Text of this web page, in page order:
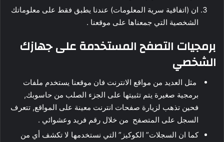
ان (اتفاقية سرية المعلومات) عندنا يطبق فقط على معلوماتك
الشخصية التي جمعناها على موقعنا .
برمجيات التصفح المستخدمة على جهازك
الشخصي
مثل العديد من مواقع الانترنت فان موقعنا يستخدم ملفات
برمجية صغيرة يتم تثبيتها على الجزء الصلب من حاسوبك,
فحين تذهب لزيارة صفحات انترنت معينة على المواقع, تتعرف
السجل على المتصفح من خلال رقم فريد وعشوائي .
كما ان السجلات” الكوكيز” التي نستخدمها لا تكشف أي من